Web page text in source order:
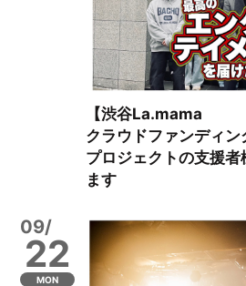
【渋谷La.mama
クラウドファンディン
プロジェクトの支援
ます
09/
22
MON